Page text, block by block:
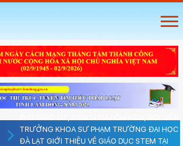
TRƯỞNG KHOA SƯ PHẠM TRƯỜNG ĐẠI HỌC
ĐÀ LẠT GIỚI THIỆU VỀ GIÁO DỤC STEM TẠI